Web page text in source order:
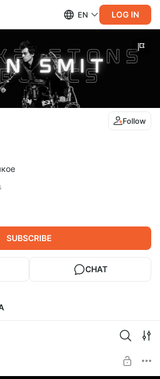
EN LOG IN
Follow
SUBSCRIBE
CHAT